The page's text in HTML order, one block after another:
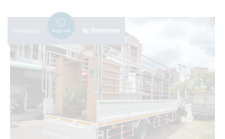
09/04/2023 by Dinomove